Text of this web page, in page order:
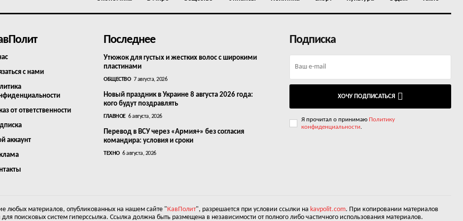
с нами
от ответственности
аккаунт
Последнее
Утюжок для густых и жестких волос с широкими
пластинами
ОБЩЕСТВО 7 августа, 2026
Новый праздник в Украине 8 августа 2026 года:
кого будут поздравлять
ГЛАВНОЕ 6 августа, 2026
Перевод в ВСУ через «Армия+» без согласия
командира: условия и сроки
ТЕХНО 6 августа, 2026
Подписка
ХОЧУ ПОДПИСАТЬСЯ
Я прочитал о принимаю Политику
конфиденциальности.
любых материалов, опубликованных на нашем сайте " КавПолит", разрешается при условии ссылки на kavpolit.com. При копировании материалов
поисковых систем гиперссылка. Ссылка должна быть размещена в независимости от полного либо частичного использования материалов.